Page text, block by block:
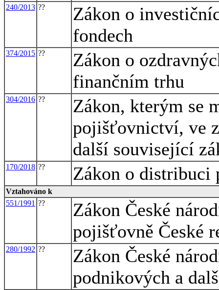
240/2013 ??
Zákon o
fondech
374/2015 ??
Zákon o
finančním trhu
304/2016 ??
Zákon, kterým se
pojišťovnictví, ve
další související
170/2018 ?? Zákon o distribuci
Vztahováno k
551/1991 ??
Zákon České
pojišťovně České
280/1992 ??
Zákon České
podnikových a